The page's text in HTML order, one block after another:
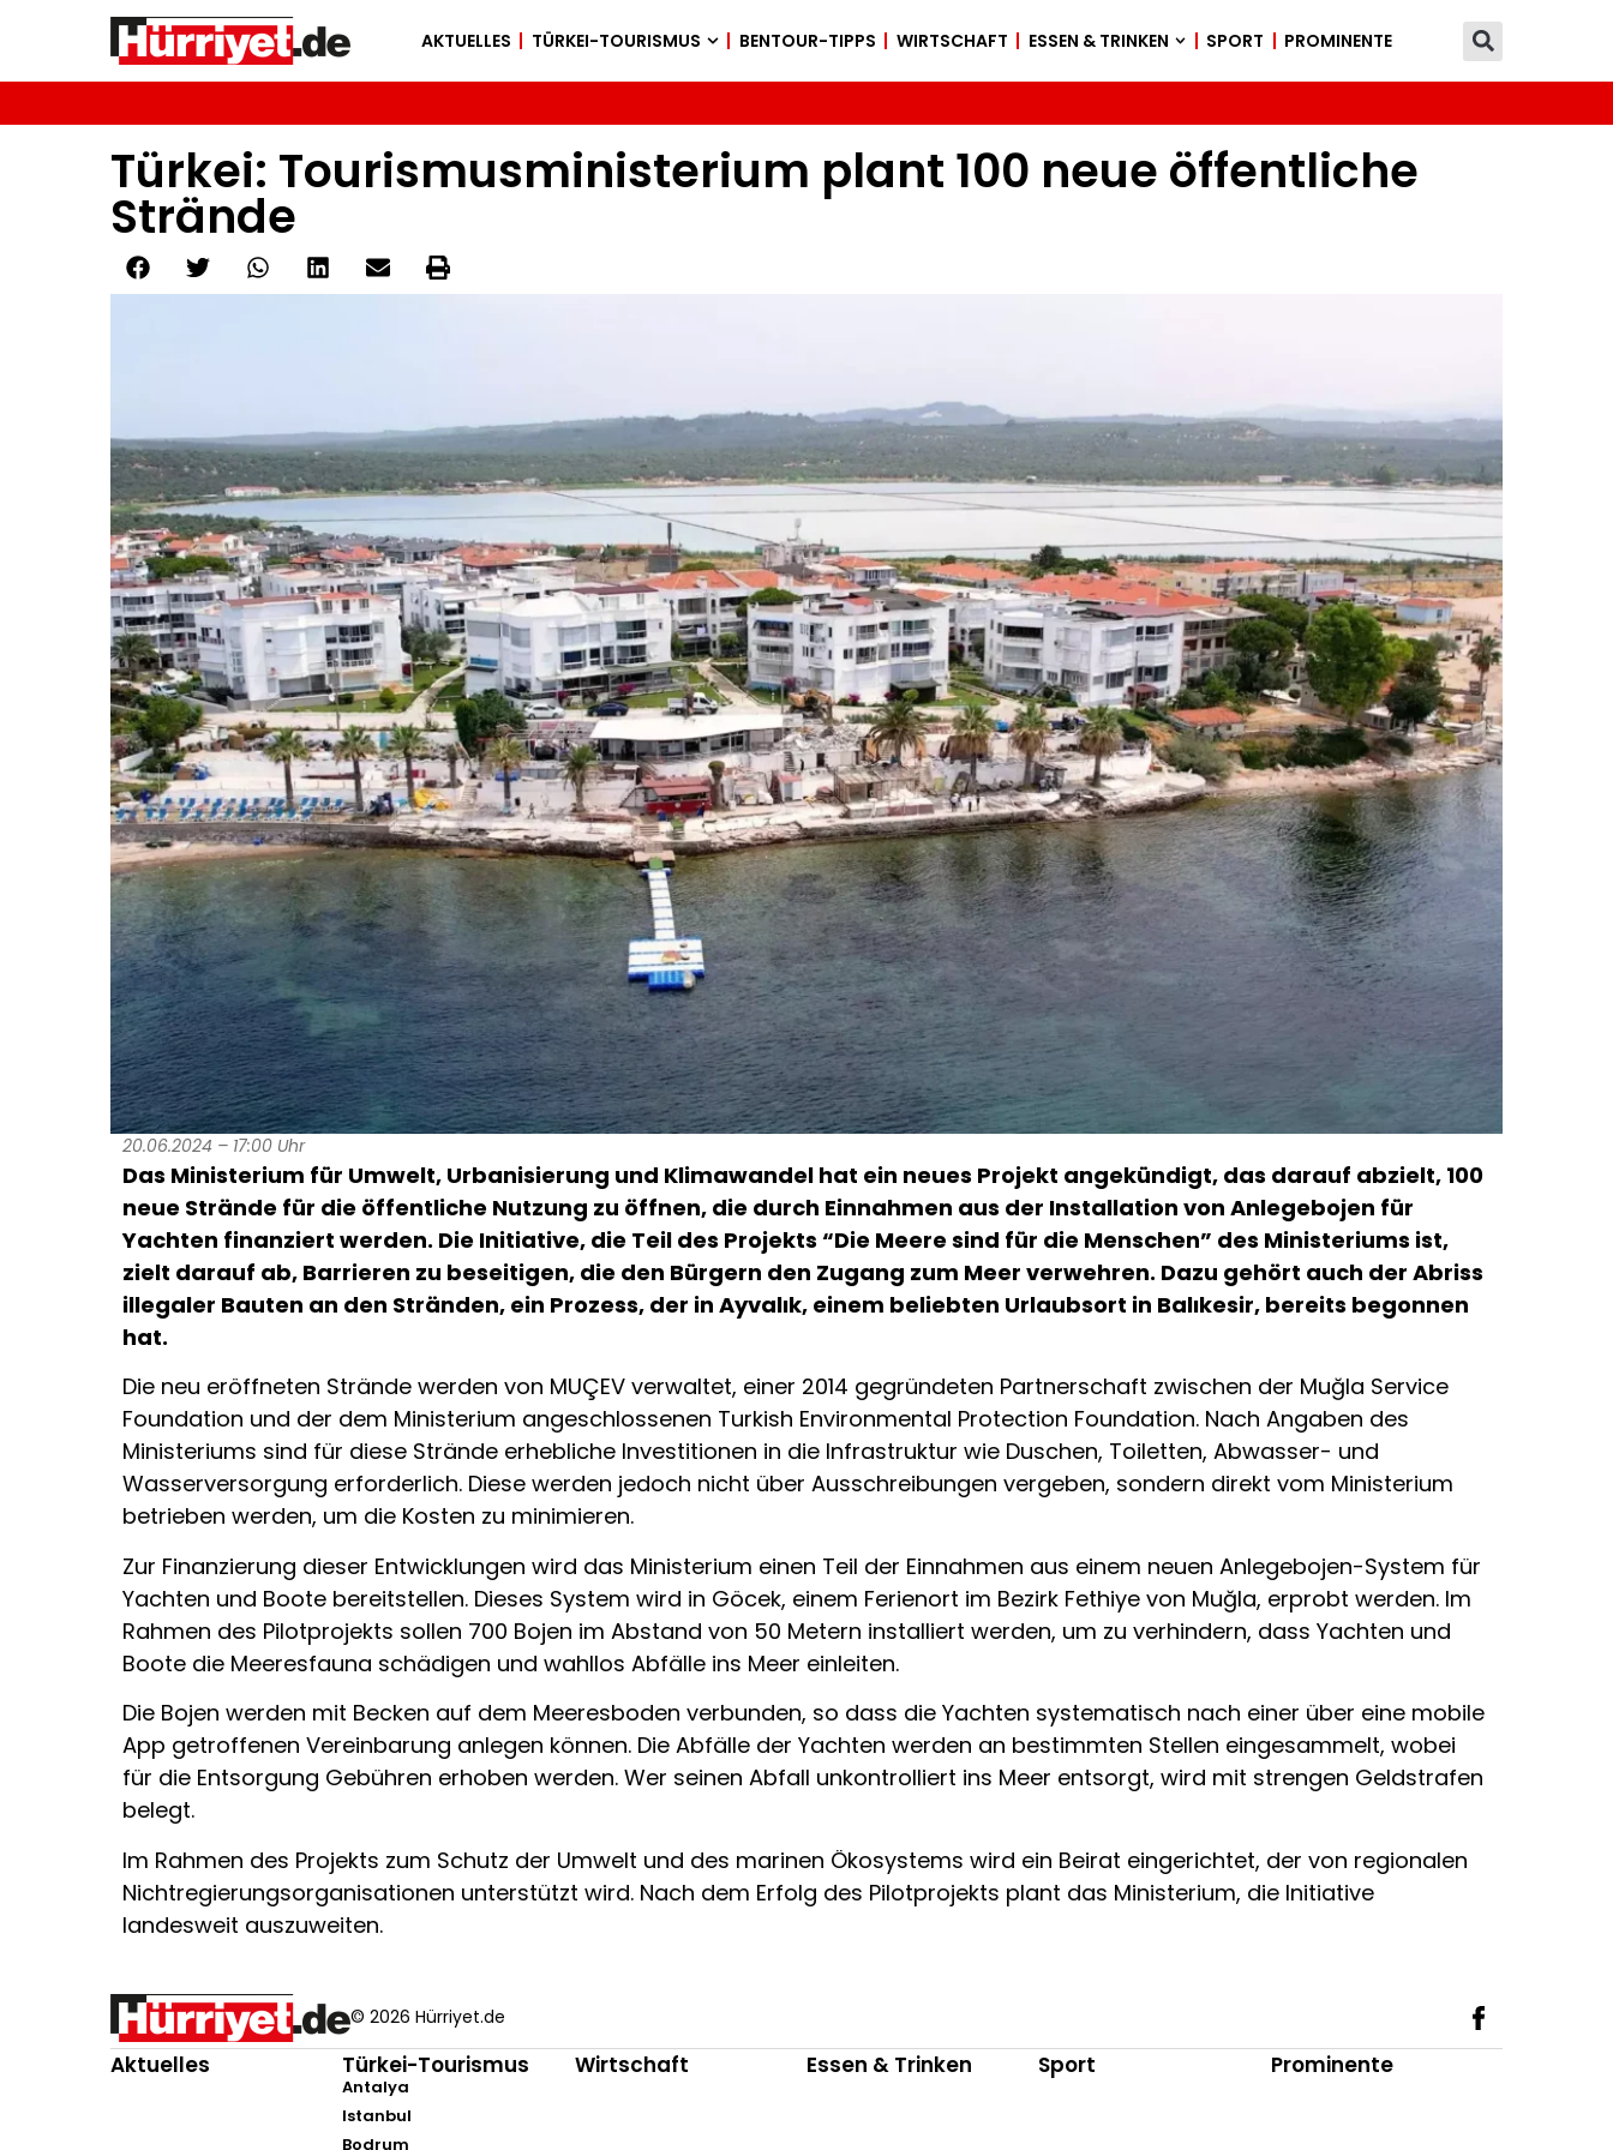
AKTUELLES TÜRKEI-TOURISMUS BENTOUR-TIPPS WIRTSCHAFT ESSEN & TRINKEN SPORT PROMINENTE
Türkei: Tourismusministerium plant 100 neue öffentliche
Strände
20.06.2024 – 17:00 Uhr
Das Ministerium für Umwelt, Urbanisierung und Klimawandel hat ein neues Projekt angekündigt, das darauf abzielt, 100
neue Strände für die öffentliche Nutzung zu öffnen, die durch Einnahmen aus der Installation von Anlegebojen für
Yachten finanziert werden. Die Initiative, die Teil des Projekts “Die Meere sind für die Menschen” des Ministeriums ist,
zielt darauf ab, Barrieren zu beseitigen, die den Bürgern den Zugang zum Meer verwehren. Dazu gehört auch der Abriss
illegaler Bauten an den Stränden, ein Prozess, der in Ayvalık, einem beliebten Urlaubsort in Balıkesir, bereits begonnen
hat.
Die neu eröffneten Strände werden von MUÇEV verwaltet, einer 2014 gegründeten Partnerschaft zwischen der Muğla Service
Foundation und der dem Ministerium angeschlossenen Turkish Environmental Protection Foundation. Nach Angaben des
Ministeriums sind für diese Strände erhebliche Investitionen in die Infrastruktur wie Duschen, Toiletten, Abwasser- und
Wasserversorgung erforderlich. Diese werden jedoch nicht über Ausschreibungen vergeben, sondern direkt vom Ministerium
betrieben werden, um die Kosten zu minimieren.
Zur Finanzierung dieser Entwicklungen wird das Ministerium einen Teil der Einnahmen aus einem neuen Anlegebojen-System für
Yachten und Boote bereitstellen. Dieses System wird in Göcek, einem Ferienort im Bezirk Fethiye von Muğla, erprobt werden. Im
Rahmen des Pilotprojekts sollen 700 Bojen im Abstand von 50 Metern installiert werden, um zu verhindern, dass Yachten und
Boote die Meeresfauna schädigen und wahllos Abfälle ins Meer einleiten.
Die Bojen werden mit Becken auf dem Meeresboden verbunden, so dass die Yachten systematisch nach einer über eine mobile
App getroffenen Vereinbarung anlegen können. Die Abfälle der Yachten werden an bestimmten Stellen eingesammelt, wobei
für die Entsorgung Gebühren erhoben werden. Wer seinen Abfall unkontrolliert ins Meer entsorgt, wird mit strengen Geldstrafen
belegt.
Im Rahmen des Projekts zum Schutz der Umwelt und des marinen Ökosystems wird ein Beirat eingerichtet, der von regionalen
Nichtregierungsorganisationen unterstützt wird. Nach dem Erfolg des Pilotprojekts plant das Ministerium, die Initiative
landesweit auszuweiten.
© 2026 Hürriyet.de
Aktuelles Türkei-Tourismus
Antalya
Istanbul
Bodrum
Wirtschaft Essen & Trinken Sport Prominente